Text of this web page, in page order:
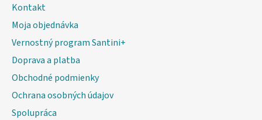
Kontakt
Moja objednávka
Vernostný program Santini+
Doprava a platba
Obchodné podmienky
Ochrana osobných údajov
Spolupráca